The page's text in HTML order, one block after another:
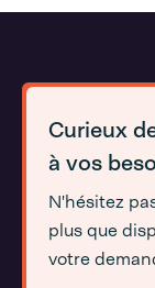
Curieux
à vos
N'hésitez
plus que
votre